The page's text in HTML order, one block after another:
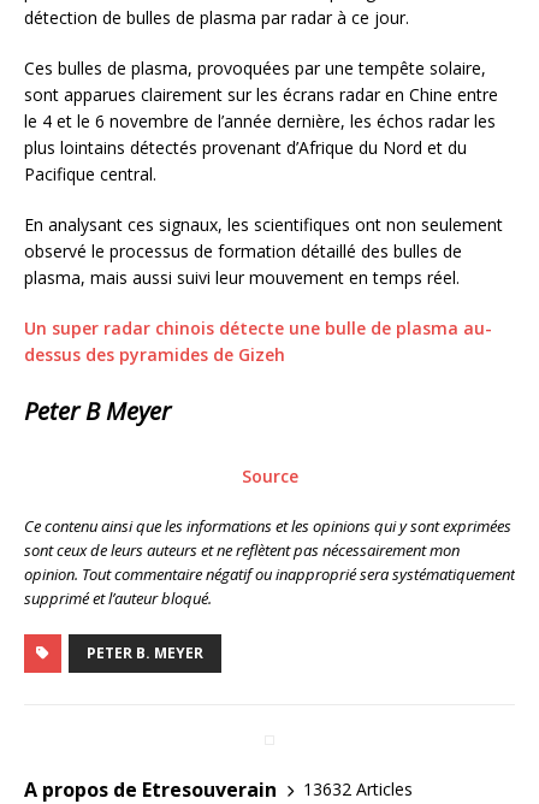
détection de bulles de plasma par radar à ce jour.
Ces bulles de plasma, provoquées par une tempête solaire,
sont apparues clairement sur les écrans radar en Chine entre
le 4 et le 6 novembre de l’année dernière, les échos radar les
plus lointains détectés provenant d’Afrique du Nord et du
Pacifique central.
En analysant ces signaux, les scientifiques ont non seulement
observé le processus de formation détaillé des bulles de
plasma, mais aussi suivi leur mouvement en temps réel.
Un super radar chinois détecte une bulle de plasma au-
dessus des pyramides de Gizeh
Peter B Meyer
Source
Ce contenu ainsi que les informations et les opinions qui y sont exprimées
sont ceux de leurs auteurs et ne reflètent pas nécessairement mon
opinion. Tout commentaire négatif ou inapproprié sera systématiquement
supprimé et l’auteur bloqué.
PETER B. MEYER
A propos de Etresouverain
13632 Articles